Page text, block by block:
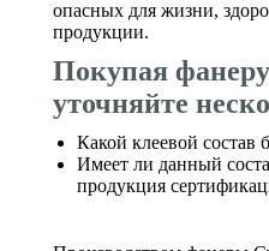
опасных для жизни,
продукции.
Покупая фанеру
уточняйте
Какой клеевой состав
Имеет ли данный
продукция